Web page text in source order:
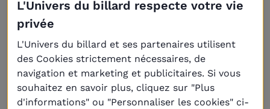
L'Univers du billard respecte votre vie
privée
L'Univers du billard et ses partenaires utilisent
des Cookies strictement nécessaires, de
navigation et marketing et publicitaires. Si vous
souhaitez en savoir plus, cliquez sur "Plus
d'informations" ou "Personnaliser les cookies" ci-